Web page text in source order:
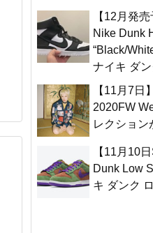
【12月発
Nike Dunk
“Black/
ナイキ ダン
【11月7日
2020FW
レクション
【11月10
Dunk Low
キ ダンク